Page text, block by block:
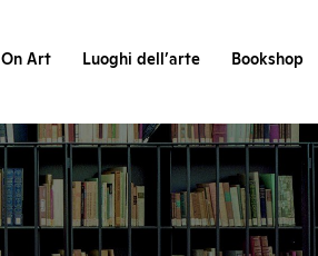
On Art Luoghi dell’arte Bookshop